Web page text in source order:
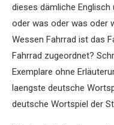
dieses dämliche
oder was oder was oder
Wessen Fahrrad ist das
Fahrrad zugeordnet?
Exemplare ohne
laengste deutsche
deutsche Wortspiel der